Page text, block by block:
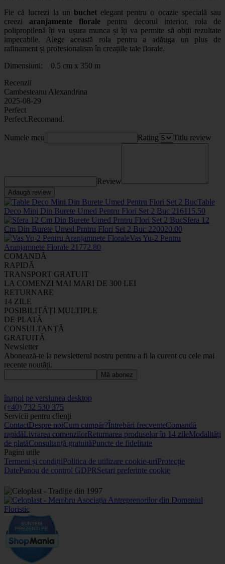
Fie că lucrezi la un buchetelegant pentru o ocazie specială sau
creezi aranjamente florale pentru decorul interior, rola de
polipropilenă îți va ușura munca și îți va permite să obții rezultate
impecabile. Alege această rola pentru a adăuga un plus de
rafinament și profesionalism în creațiile tale florale.
Dimensiuni: 0.5 cm x 350 m
Recenzii
Cambesteanu Alexandrina
2025-08-29
Perfect
Perfect.Recomand.
Numele meu Rating Titlu review
Review
Adaugă review
Table
Deco Mini Din Burete Umed Pentru Flori Set 2 Buc 2161 15.50
Sfera 12
Cm Din Burete Umed Prntru Flori Set 2 Buc 220020.00
Vas Yu-2 Pentru
Aranjamnete Florale 21772.80
COMANDĂ
RAPIDĂ
TRANSPORT GRATUIT
LA COMENZI MAI MARI DE 300 LEI
RETURNARE
14 ZILE
POSIBILITĂȚI MULTIPLE
DE PLATĂ
CONSULTANȚĂ
GRATUITĂ
Newsletter
Abonează-te la newsletterul nostru pentru a fi la curent cu cele mai
recente noutăți.
Mă abonez
înapoi pe versiunea desktop
(+40) 732 530 375
Servicii pentru clienți
ContactDespre noiCum cumpăr?Întrebări frecventeComandă
rapidăLivrarea comenzilorReturnarea produselor în 14 zileModalități
de platăConsultanță gratuităPuncte de fidelitate
Pagini utile
Termeni și condițiiPolitica de utilizare cookie-uriProtecție
DatePanou de control GDPRSetari preferinte cookie